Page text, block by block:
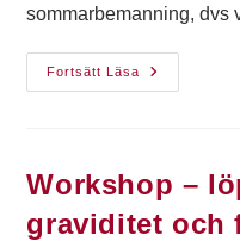
sommarbemanning, dvs
Fortsätt Läsa
Workshop –
graviditet och